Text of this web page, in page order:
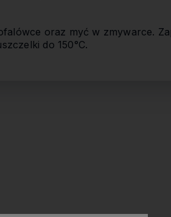
oraz myć w zmywarce.
do 150°C.